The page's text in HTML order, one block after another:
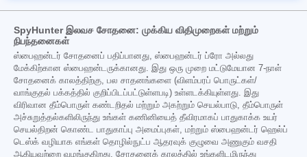
SpyHunter இலவச சோதனை: முக்கிய விதிமுறைகள் மற்றும்
நிபந்தனைகள்
ஸ்பைஹன்டர் சோதனைப் பதிப்பானது, ஸ்பைஹன்டர் ப்ரோ அல்லது
மேக்கிற்கான ஸ்பைஹன்டருக்கானது. இது ஒரு முறை மட்டுமேயான 7-நாள்
சோதனைக் காலத்திற்கு, பல சாதனங்களை (விளம்பரப் பொருட்கள்/
வாங்குதல் பக்கத்தில் குறிப்பிடப்பட்டுள்ளபடி) உள்ளடக்கியுள்ளது. இது
விரிவான தீம்பொருள் கண்டறிதல் மற்றும் அகற்றும் செயல்பாடு, தீம்பொருள்
அச்சுறுத்தல்களிலிருந்து உங்கள் கணினியைத் தீவிரமாகப் பாதுகாக்க உயர்
செயல்திறன் கொண்ட பாதுகாப்பு அமைப்புகள், மற்றும் ஸ்பைஹன்டர் ஹெல்ப்
டெஸ்க் வழியாக எங்கள் தொழில்நுட்ப ஆதரவுக் குழுவை அணுகும் வசதி
ஆகியவற்றை வழங்குகிறது. சோதனைக் காலத்தில் உங்களிடமிருந்து